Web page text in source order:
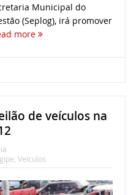
Municipal do
(Seplog), irá promover
more
de veículos na
Veículos